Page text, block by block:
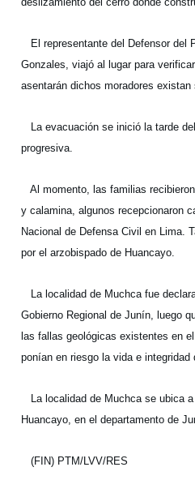
El representante del Defensor del
Gonzales, viajó al lugar para
asentarán dichos moradores existan
La evacuación se inició la tarde
progresiva.
Al momento, las familias
y calamina, algunos recepcionaron
Nacional de Defensa Civil en Lima.
por el arzobispado de Huancayo.
La localidad de Muchca fue
Gobierno Regional de Junín, luego
las fallas geológicas existentes en
ponían en riesgo la vida e integridad
La localidad de Muchca se ubica
Huancayo, en el departamento de
(FIN) PTM/LVV/RES